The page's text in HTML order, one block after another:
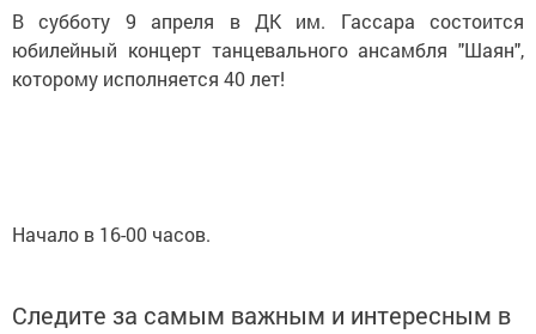
В субботу 9 апреля в ДК им. Гассара состоится
юбилейный концерт танцевального ансамбля "Шаян",
которому исполняется 40 лет!
Начало в 16-00 часов.
Следите за самым важным и интересным в